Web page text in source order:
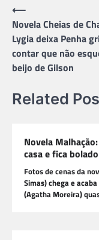
Navegação
de
Post
⟵
Novela Cheias de
Lygia deixa Penha
contar que não
beijo de Gilson
Related
Novela
casa e fica
Fotos de cenas da
Simas) chega e
(Agatha Moreira)